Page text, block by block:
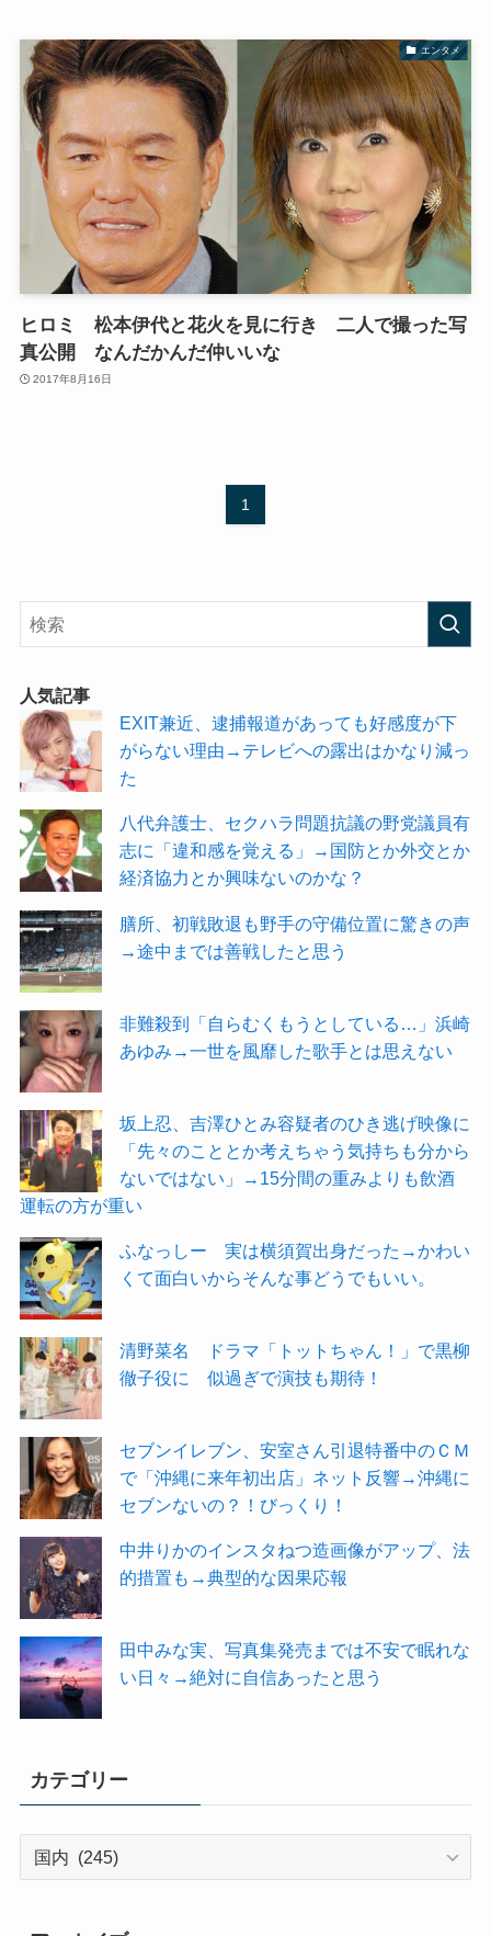
エンタメ
ヒロミ 松本伊代と花火を見に行き 二人で撮った写
真公開 なんだかんだ仲いいな
2017年8月16日
1
人気記事
EXIT兼近、逮捕報道があっても好感度が下
がらない理由→テレビへの露出はかなり減っ
た
八代弁護士、セクハラ問題抗議の野党議員有
志に「違和感を覚える」→国防とか外交とか
経済協力とか興味ないのかな？
膳所、初戦敗退も野手の守備位置に驚きの声
→途中までは善戦したと思う
非難殺到「自らむくもうとしている…」浜崎
あゆみ→一世を風靡した歌手とは思えない
坂上忍、吉澤ひとみ容疑者のひき逃げ映像に
「先々のこととか考えちゃう気持ちも分から
ないではない」→15分間の重みよりも飲酒
運転の方が重い
ふなっしー 実は横須賀出身だった→かわい
くて面白いからそんな事どうでもいい。
清野菜名 ドラマ「トットちゃん！」で黒柳
徹子役に 似過ぎで演技も期待！
セブンイレブン、安室さん引退特番中のＣＭ
で「沖縄に来年初出店」ネット反響→沖縄に
セブンないの？！びっくり！
中井りかのインスタねつ造画像がアップ、法
的措置も→典型的な因果応報
田中みな実、写真集発売までは不安で眠れな
い日々→絶対に自信あったと思う
カテゴリー
カ